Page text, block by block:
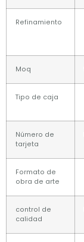
Refinamiento
Moq
Tipo de caja
Número de
tarjeta
Formato de
obra de arte
control de
calidad